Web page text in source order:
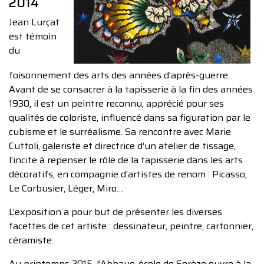
Jean Lurçat
est témoin
du
foisonnement des arts des années d’après-guerre.
Avant de se consacrer à la tapisserie à la fin des années
1930, il est un peintre reconnu, apprécié pour ses
qualités de coloriste, influencé dans sa figuration par le
cubisme et le surréalisme. Sa rencontre avec Marie
Cuttoli, galeriste et directrice d’un atelier de tissage,
l’incite à repenser le rôle de la tapisserie dans les arts
décoratifs, en compagnie d’artistes de renom : Picasso,
Le Corbusier, Léger, Miro…
L’exposition a pour but de présenter les diverses
facettes de cet artiste : dessinateur, peintre, cartonnier,
céramiste.